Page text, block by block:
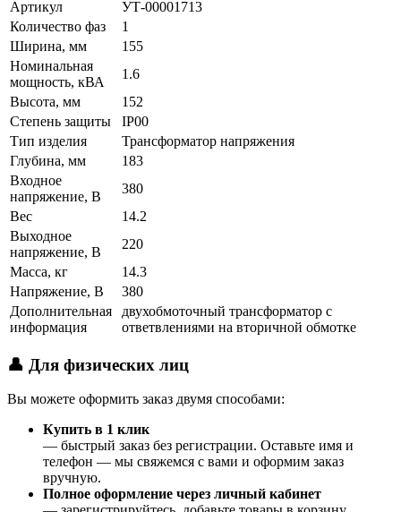
Артикул
УТ-00001713
Количество фаз
1
Ширина, мм
155
Номинальная
мощность, кВА
1.6
Высота, мм
152
Степень защиты
IP00
Тип изделия
Трансформатор напряжения
Глубина, мм
183
Входное
напряжение, В
380
Вес
14.2
Выходное
напряжение, В
220
Масса, кг
14.3
Напряжение, В
380
Дополнительная
информация
двухобмоточный трансформатор с
ответвлениями на вторичной обмотке
👤 Для физических лиц
Вы можете оформить заказ двумя способами:
Купить в 1 клик
— быстрый заказ без регистрации. Оставьте имя и
телефон — мы свяжемся с вами и оформим заказ
вручную.
Полное оформление через личный кабинет